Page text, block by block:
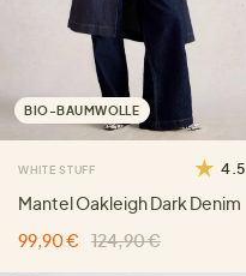
BIO-BAUMWOLLE
WHITE STUFF 4.5
Mantel Oakleigh Dark Denim
99,90 €
124,90 €